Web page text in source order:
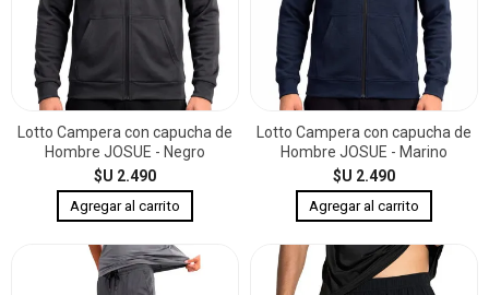
Lotto Campera con capucha de
Hombre JOSUE - Negro
$U 2.490
Lotto Campera con capucha de
Hombre JOSUE - Marino
$U 2.490